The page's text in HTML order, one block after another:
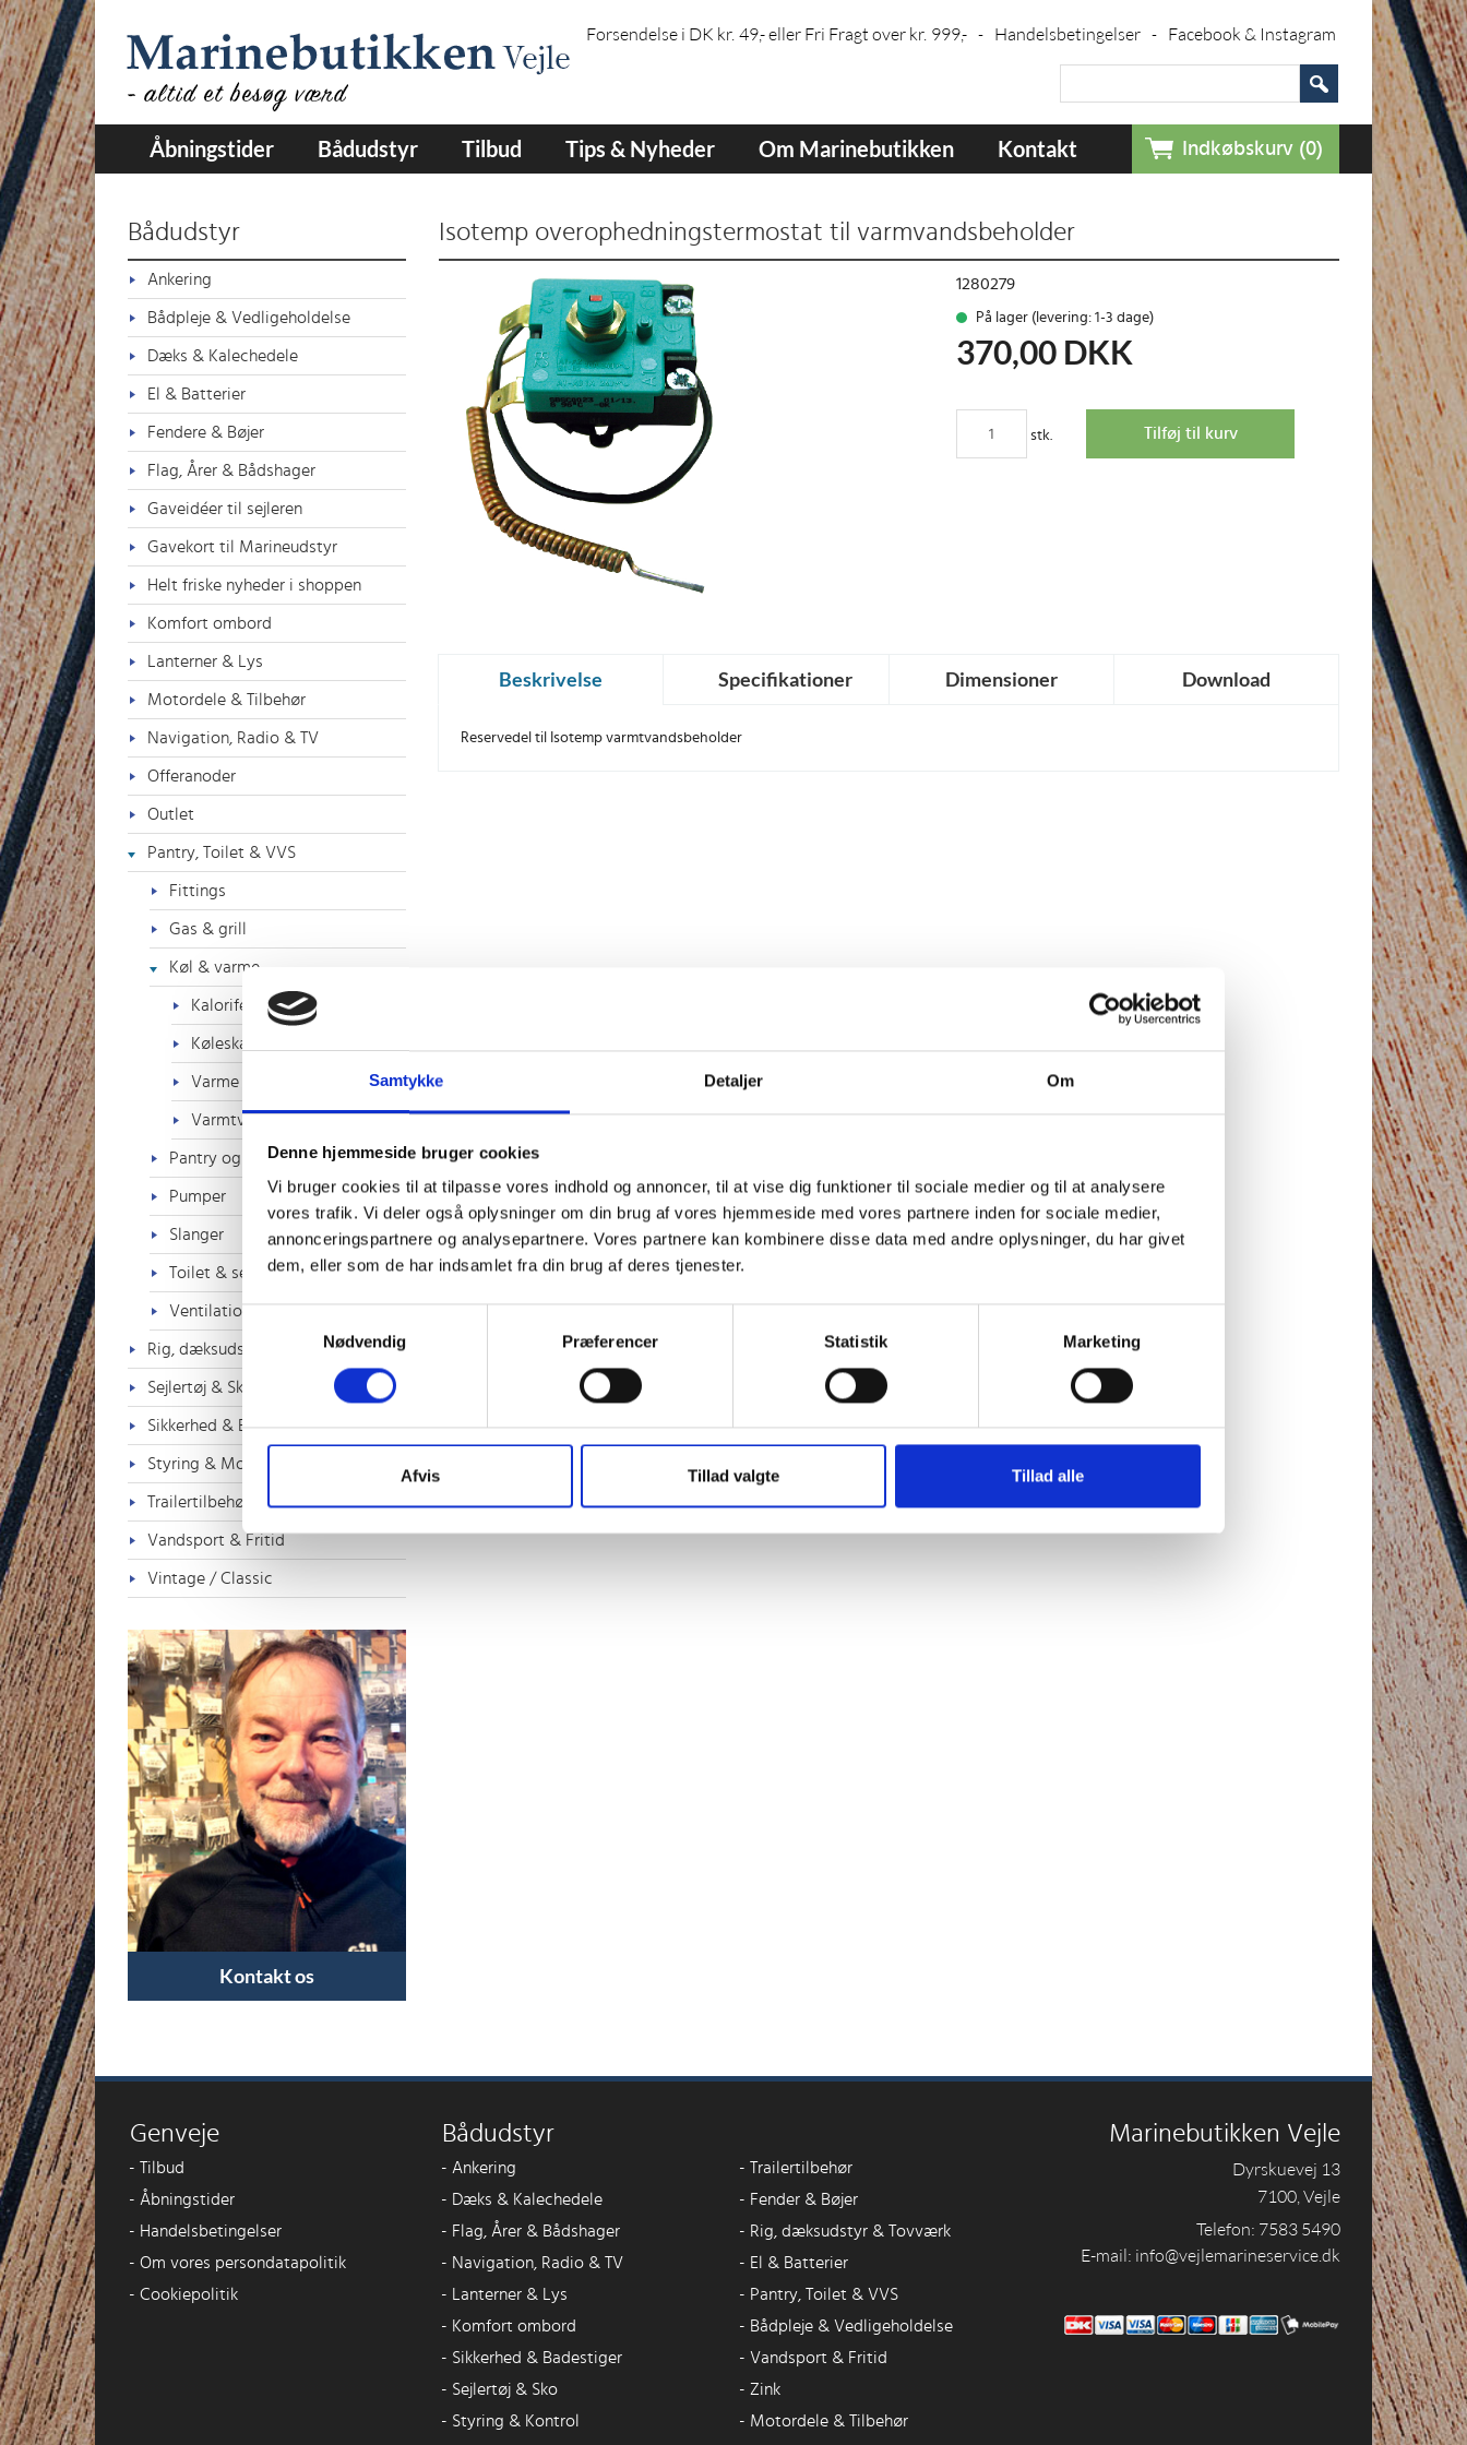
Samtykke Detaljer Om
Denne hjemmeside bruger cookies
Vi bruger cookies til at tilpasse vores indhold og annoncer, til at vise dig funktioner til sociale medier og til at analysere
vores trafik. Vi deler også oplysninger om din brug af vores hjemmeside med vores partnere inden for sociale medier,
annonceringspartnere og analysepartnere. Vores partnere kan kombinere disse data med andre oplysninger, du har givet
dem, eller som de har indsamlet fra din brug af deres tjenester.
Samtykkevalg
Nødvendig
Præferencer Statistik Marketing
Afvis Tillad valgte Tillad alle
Forsendelse i DK kr. 49,- eller Fri Fragt over kr. 999,- - Handelsbetingelser - Facebook & Instagram
Åbningstider Bådudstyr Tilbud Tips & Nyheder Om Marinebutikken Kontakt Indkøbskurv (0)
Bådudstyr
Ankering
Bådpleje & Vedligeholdelse
Dæks & Kalechedele
El & Batterier
Fendere & Bøjer
Flag, Årer & Bådshager
Gaveidéer til sejleren
Gavekort til Marineudstyr
Helt friske nyheder i shoppen
Komfort ombord
Lanterner & Lys
Motordele & Tilbehør
Navigation, Radio & TV
Offeranoder
Outlet
Pantry, Toilet & VVS
Fittings
Gas & grill
Køl & varme
Kalorifere varmere
Køleskab/frys
Varme Apparater
Varmtvandsbeholdere
Pantry og vaske
Pumper
Slanger
Toilet & septitank
Ventilation
Rig, dæksudstyr & Tovværk
Sejlertøj & Sko
Sikkerhed & Badestiger
Styring & Motorkontrol
Trailertilbehør
Vandsport & Fritid
Vintage / Classic
Kontakt os
Isotemp overophedningstermostat til varmvandsbeholder
1280279
På lager (levering: 1-3 dage)
370,00 DKK
stk.
Beskrivelse Specifikationer Dimensioner Download
Reservedel til Isotemp varmtvandsbeholder
Genveje
- Tilbud
- Åbningstider
- Handelsbetingelser
- Om vores persondatapolitik
- Cookiepolitik
Bådudstyr
- Ankering - Trailertilbehør
- Dæks & Kalechedele - Fender & Bøjer
- Flag, Årer & Bådshager - Rig, dæksudstyr & Tovværk
- Navigation, Radio & TV - El & Batterier
-
Lanterner & Lys - Pantry, Toilet & VVS
- Komfort ombord - Bådpleje & Vedligeholdelse
- Sikkerhed & Badestiger - Vandsport & Fritid
- Sejlertøj & Sko - Zink
- Styring & Kontrol - Motordele & Tilbehør
Marinebutikken Vejle
Dyrskuevej 13
7100, Vejle
Telefon: 7583 5490
E-mail: info@vejlemarineservice.dk